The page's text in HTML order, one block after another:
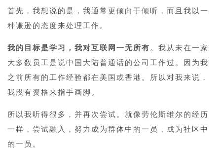
首先，我想说的是，我通常更倾向于倾听，而且我以一
种谦逊的态度来处理工作。
我的目标是学习，我对互联网一无所有。我从未在一家
大多数员工是说中国大陆普通话的公司工作过。因为我
之前所有的工作经验都在美国或香港。所以对我来说，
我没有资格来指手画脚。
所以我听得很多，并再次尝试。就像劳伦斯维尔的经历
一样，尝试融入，努力成为群体中的一员，成为社区中
的一员。